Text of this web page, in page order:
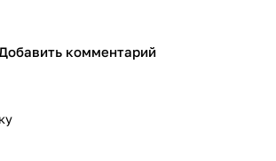
комментарий